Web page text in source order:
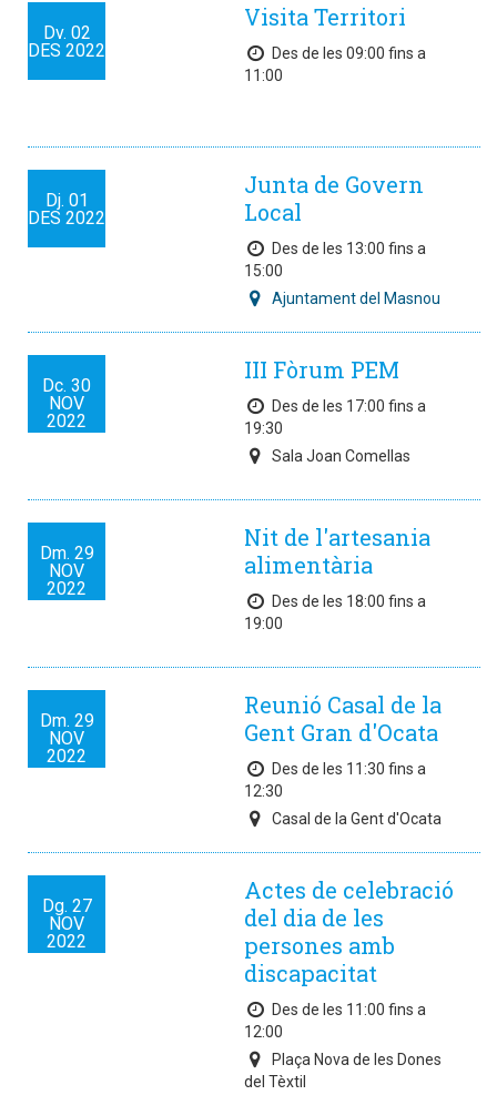
Dv. 02
DES 2022
Visita Territori
Des de les 09:00 fins a
11:00
Dj. 01
DES 2022
Junta de Govern
Local
Des de les 13:00 fins a
15:00
Ajuntament del Masnou
Dc. 30
NOV
2022
III Fòrum PEM
Des de les 17:00 fins a
19:30
Sala Joan Comellas
Dm. 29
NOV
2022
Nit de l'artesania
alimentària
Des de les 18:00 fins a
19:00
Dm. 29
NOV
2022
Reunió Casal de la
Gent Gran d'Ocata
Des de les 11:30 fins a
12:30
Casal de la Gent d'Ocata
Dg. 27
NOV
2022
Actes de celebració
del dia de les
persones amb
discapacitat
Des de les 11:00 fins a
12:00
Plaça Nova de les Dones
del Tèxtil